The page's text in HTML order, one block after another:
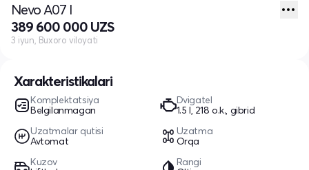
Xarakteristikalari
Komplektatsiya
Belgilanmagan
Dvigatel
1.5 l, 218 o.k., gibrid
Uzatmalar qutisi
Avtomat
Uzatma
Orqa
Kuzov
Rangi
Nevo A07 I
389 600 000 UZS
3 iyun, Buxoro viloyati